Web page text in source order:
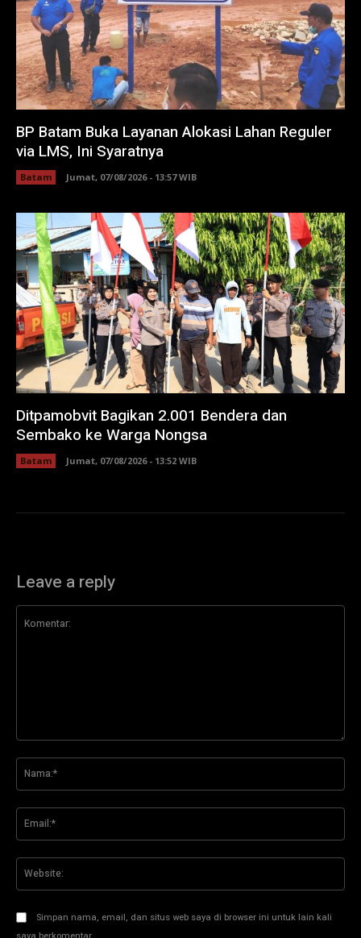
BP Batam Buka Layanan Alokasi Lahan Reguler
via LMS, Ini Syaratnya
Batam Jumat, 07/08/2026 - 13:57 WIB
Ditpamobvit Bagikan 2.001 Bendera dan
Sembako ke Warga Nongsa
Batam Jumat, 07/08/2026 - 13:52 WIB
Leave a reply
Simpan nama, email, dan situs web saya di browser ini untuk lain kali